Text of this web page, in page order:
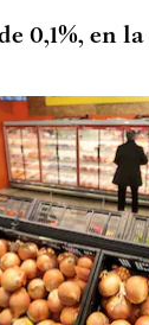
0,1%, en